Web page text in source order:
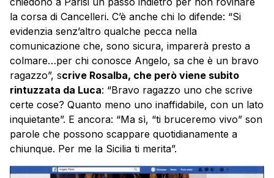
la corsa di Cancelleri. C’è anche chi lo difende: “Si
evidenzia senz’altro qualche pecca nella
comunicazione che, sono sicura, imparerà presto a
colmare…per chi conosce Angelo, sa che è un bravo
ragazzo”, scrive Rosalba, che però viene subito
rintuzzata da Luca: “Bravo ragazzo uno che scrive
certe cose? Quanto meno uno inaffidabile, con un lato
inquietante”. E ancora: “Ma sì, “ti bruceremo vivo” son
parole che possono scappare quotidianamente a
chiunque. Per me la Sicilia ti merita”.